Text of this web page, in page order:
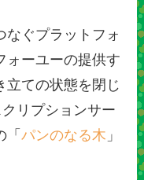
なぐプラットフォ
ォーユーの提供す
立ての状態を閉じ
リプションサー
「パンのなる木 」